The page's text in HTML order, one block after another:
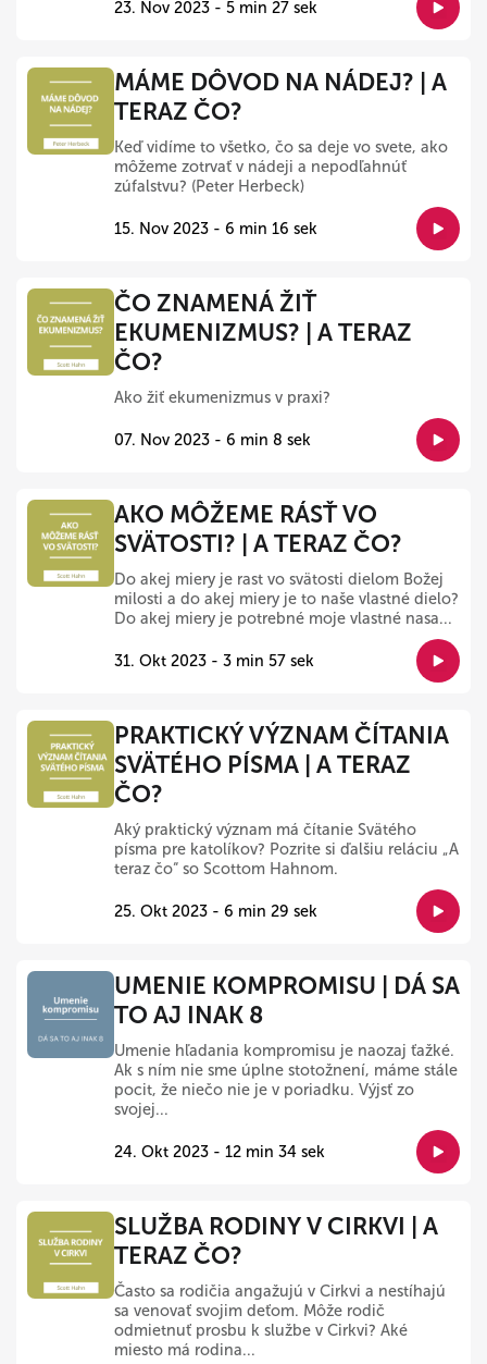
23. Nov 2023 - 5 min 27 sek
MÁME DÔVOD NA NÁDEJ? | A
TERAZ ČO?
Keď vidíme to všetko, čo sa deje vo svete, ako
môžeme zotrvať v nádeji a nepodľahnúť
zúfalstvu? (Peter Herbeck)
15. Nov 2023 - 6 min 16 sek
ČO ZNAMENÁ ŽIŤ
EKUMENIZMUS? | A TERAZ
ČO?
Ako žiť ekumenizmus v praxi?
07. Nov 2023 - 6 min 8 sek
AKO MÔŽEME RÁSŤ VO
SVÄTOSTI? | A TERAZ ČO?
Do akej miery je rast vo svätosti dielom Božej
milosti a do akej miery je to naše vlastné dielo?
Do akej miery je potrebné moje vlastné nasa...
31. Okt 2023 - 3 min 57 sek
PRAKTICKÝ VÝZNAM ČÍTANIA
SVÄTÉHO PÍSMA | A TERAZ
ČO?
Aký praktický význam má čítanie Svätého
písma pre katolíkov? Pozrite si ďalšiu reláciu „A
teraz čo“ so Scottom Hahnom.
25. Okt 2023 - 6 min 29 sek
UMENIE KOMPROMISU | DÁ SA
TO AJ INAK 8
Umenie hľadania kompromisu je naozaj ťažké.
Ak s ním nie sme úplne stotožnení, máme stále
pocit, že niečo nie je v poriadku. Výjsť zo
svojej...
24. Okt 2023 - 12 min 34 sek
SLUŽBA RODINY V CIRKVI | A
TERAZ ČO?
Často sa rodičia angažujú v Cirkvi a nestíhajú
sa venovať svojim deťom. Môže rodič
odmietnuť prosbu k službe v Cirkvi? Aké
miesto má rodina...